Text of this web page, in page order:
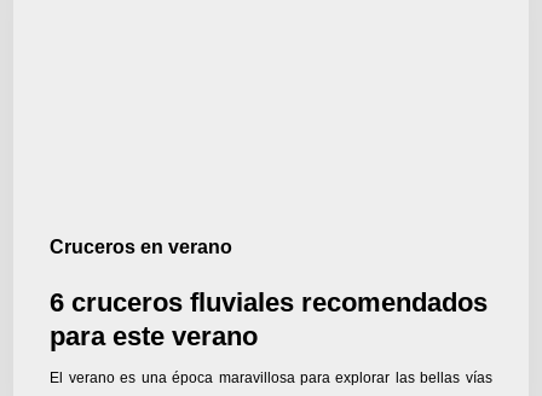
Cruceros en verano
6 cruceros fluviales recomendados
para este verano
El verano es una época maravillosa para explorar las bellas vías